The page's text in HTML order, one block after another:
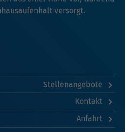
versorgt.
Stellenangebote
Kontakt
Anfahrt